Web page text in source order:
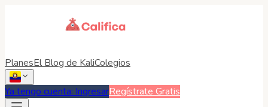
PlanesEl Blog de KaliColegios
Ya tengo cuenta: IngresarRegístrate Gratis